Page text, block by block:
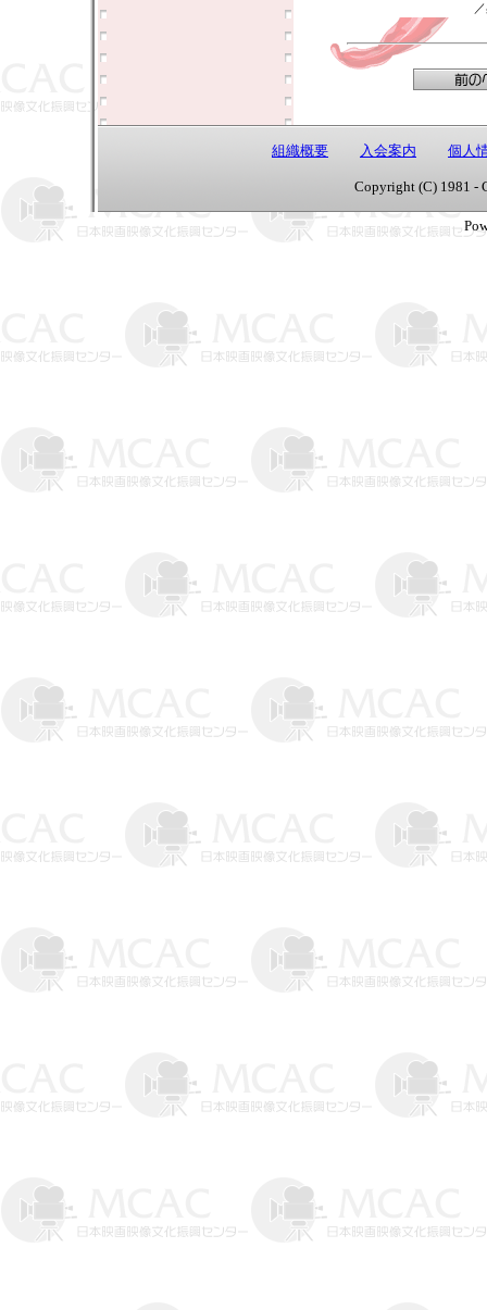
組織概要 入会案内 個人
Copyright (C) 1981 -